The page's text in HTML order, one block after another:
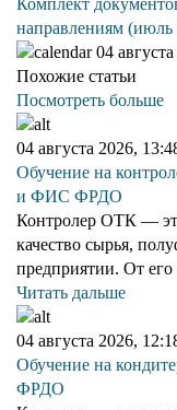
Комплект
направлениям (июль
04
Похожие статьи
Посмотреть больше
04 августа 2026,
Обучение на
и ФИС ФРДО
Контролер ОТК —
качество сырья,
предприятии. От
Читать дальше
04 августа 2026,
Обучение на
ФРДО